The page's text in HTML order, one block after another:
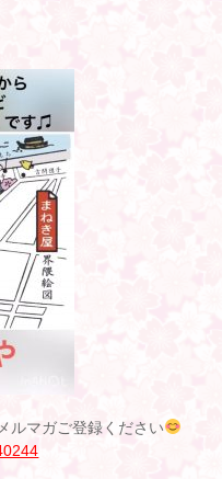
メルマガご登録ください